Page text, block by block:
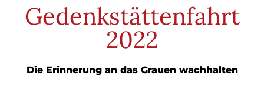
Gedenkstättenfahrt
2022
Die Erinnerung an das Grauen wachhalten